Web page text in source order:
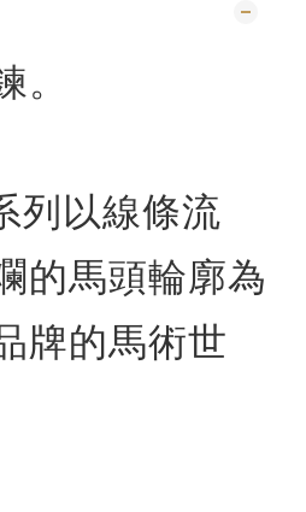
以線條流
的馬頭輪廓為
牌的馬術世